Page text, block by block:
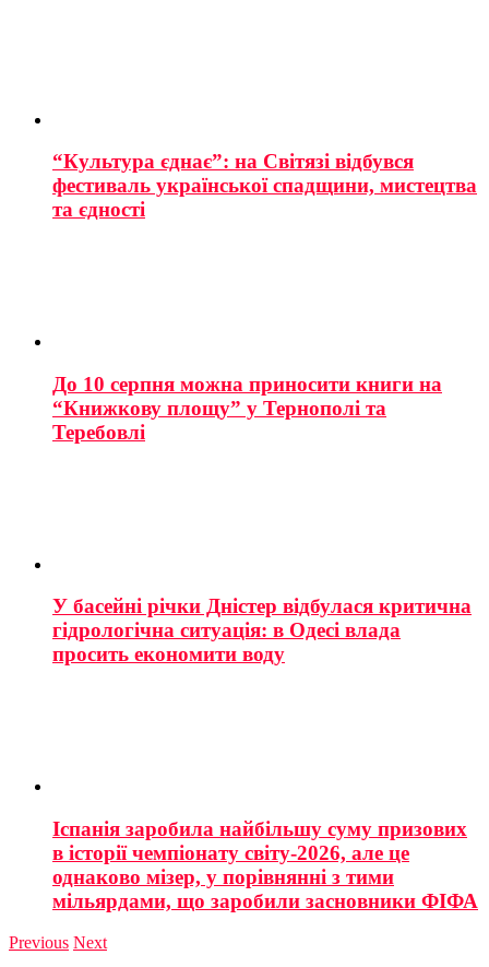
“Культура єднає”: на Світязі відбувся
фестиваль української спадщини, мистецтва
та єдності
До 10 серпня можна приносити книги на
“Книжкову площу” у Тернополі та
Теребовлі
У басейні річки Дністер відбулася критична
гідрологічна ситуація: в Одесі влада
просить економити воду
Іспанія заробила найбільшу суму призових
в історії чемпіонату світу-2026, але це
однаково мізер, у порівнянні з тими
мільярдами, що заробили засновники ФІФА
Previous Next